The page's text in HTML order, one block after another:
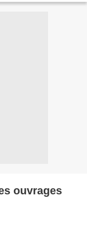
ouvrages